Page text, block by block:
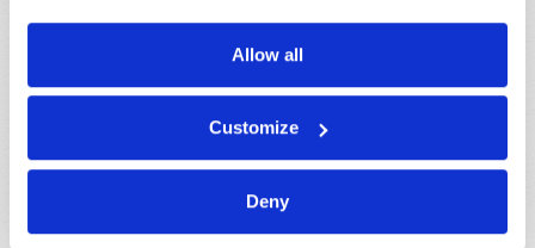
Allow all
Customize
Deny
UMA CORRENTE SUBTERRÂNEA DE